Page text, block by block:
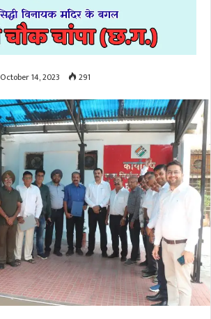
October 14, 2023 291